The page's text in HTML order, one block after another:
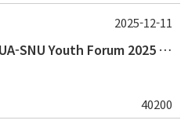
(~12/30) 아시아대학연맹 AUA-SNU Youth Forum 2025 참가자 선발 안내
40200
2025-12-11